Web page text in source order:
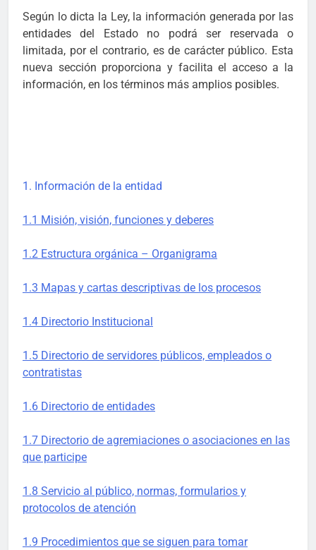
Según lo dicta la Ley, la información generada por las
entidades del Estado no podrá ser reservada o
limitada, por el contrario, es de carácter público. Esta
nueva sección proporciona y facilita el acceso a la
información, en los términos más amplios posibles.
1. Información de la entidad
1.1 Misión, visión, funciones y deberes
1.2 Estructura orgánica – Organigrama
1.3 Mapas y cartas descriptivas de los procesos
1.4 Directorio Institucional
1.5 Directorio de servidores públicos, empleados o
contratistas
1.6 Directorio de entidades
1.7 Directorio de agremiaciones o asociaciones en las
que participe
1.8 Servicio al público, normas, formularios y
protocolos de atención
1.9 Procedimientos que se siguen para tomar